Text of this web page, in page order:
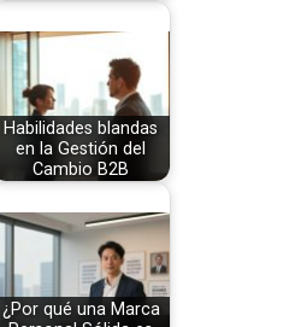
Habilidades blandas
en la Gestión del
Cambio B2B
¿Por qué una Marca